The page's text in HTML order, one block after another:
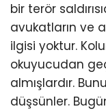
bir terör
avukatların ve
ilgisi yoktur.
okuyucudan
almışlardır.
düşsünler.